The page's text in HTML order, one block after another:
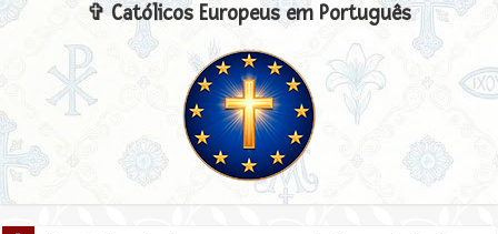
✞ Católicos Europeus em Português